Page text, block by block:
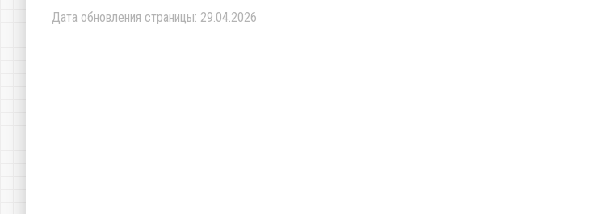
Дата обновления страницы: 29.04.2026